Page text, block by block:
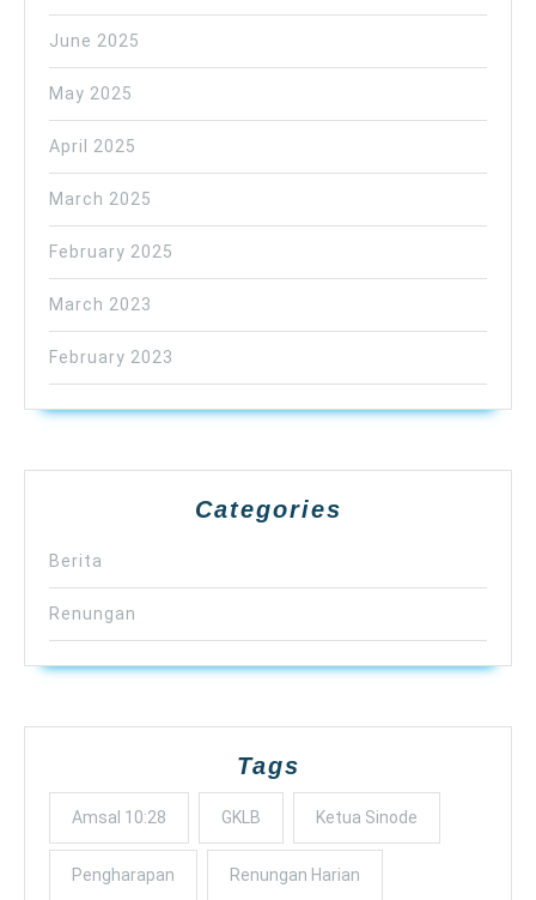
June 2025
May 2025
April 2025
March 2025
February 2025
March 2023
February 2023
Categories
Berita
Renungan
Tags
Amsal 10:28 GKLB Ketua Sinode
Pengharapan Renungan Harian